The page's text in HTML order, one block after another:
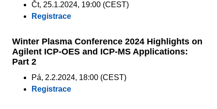
Čt, 25.1.2024, 19:00 (CEST)
Registrace
Winter Plasma Conference 2024 Highlights on
Agilent ICP-OES and ICP-MS Applications:
Part 2
Pá, 2.2.2024, 18:00 (CEST)
Registrace